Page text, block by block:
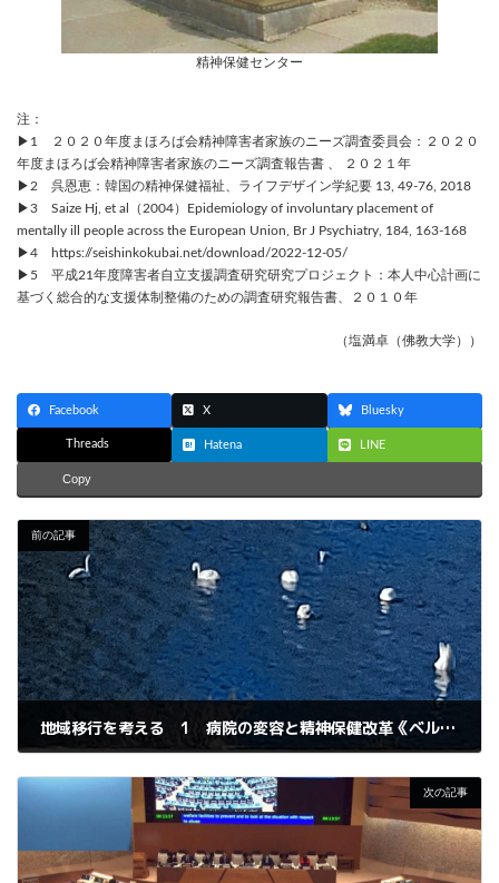
精神保健センター
注：
▶1 ２０２０年度まほろば会精神障害者家族のニーズ調査委員会：２０２０
年度まほろば会精神障害者家族のニーズ調査報告書 、 ２０２１年
▶2 呉恩恵：韓国の精神保健福祉、ライフデザイン学紀要 13, 49-76, 2018
▶3 Saize Hj, et al（2004）Epidemiology of involuntary placement of
mentally ill people across the European Union, Br J Psychiatry, 184, 163-168
▶4 https://seishinkokubai.net/download/2022-12-05/
▶5 平成21年度障害者自立支援調査研究研究プロジェクト：本人中心計画に
基づく総合的な支援体制整備のための調査研究報告書、２０１０年
（塩満卓（佛教大学））
Facebook X Bluesky
Threads Hatena LINE
Copy
前の記事
地域移行を考える 1 病院の変容と精神保健改革《ベルギーの事例》
次の記事